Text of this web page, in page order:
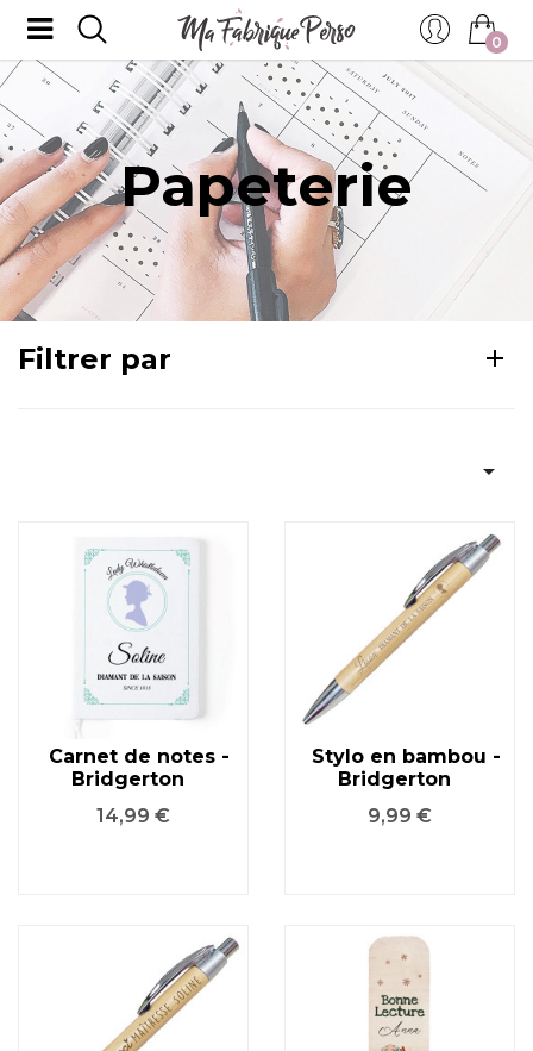
0
Papeterie
Filtrer par

Carnet de notes -
Bridgerton
Prix
14,99 €
Stylo en bambou -
Bridgerton
Prix
9,99 €